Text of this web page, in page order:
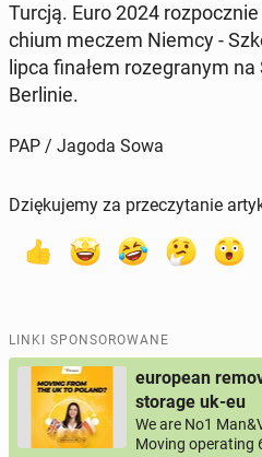
Turcją. Euro 2024
chium meczem Niemcy -
lipca finałem ro­ze­gra­nym
Ber­li­nie.
PAP / Jagoda Sowa
Dziękujemy za przeczytanie
LINKI SPONSOROWANE
european
storage uk-eu
We are No1
Moving operating